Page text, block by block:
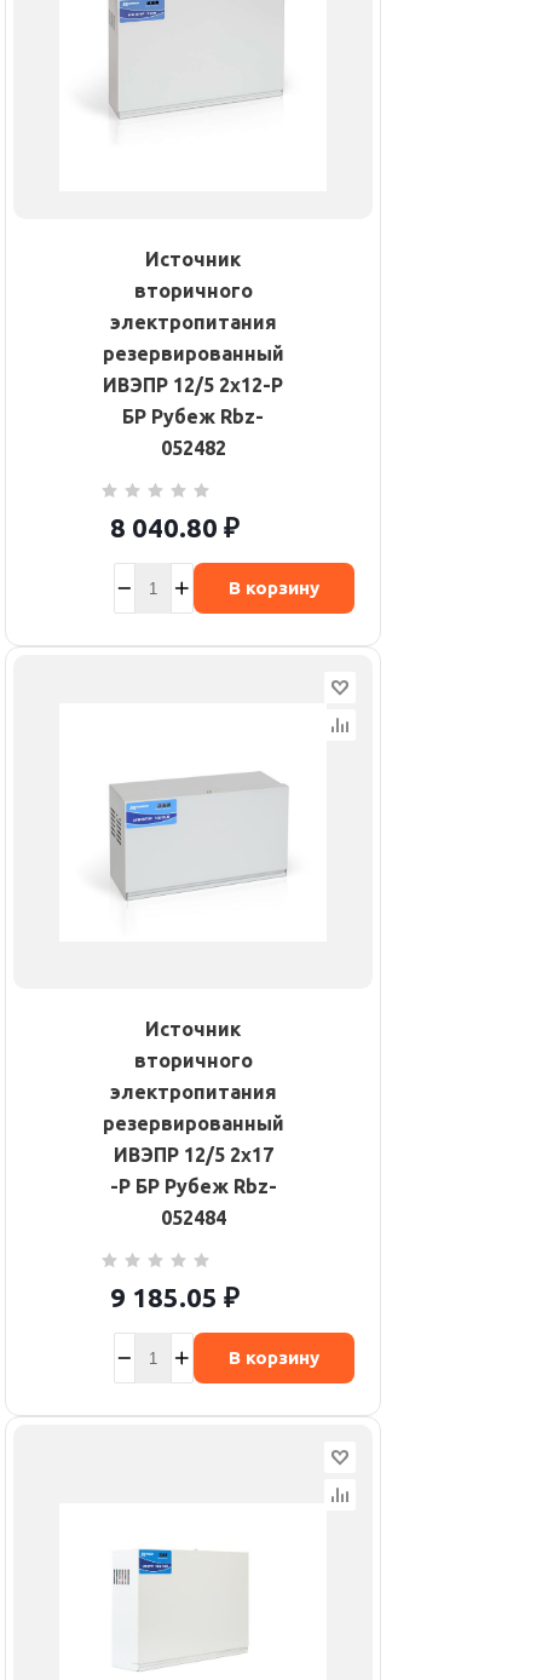
Источник
вторичного
электропитания
резервированный
ИВЭПР 12/5 2х12-Р
БР Рубеж Rbz-
052482
8 040.80 ₽
В корзину
Источник
вторичного
электропитания
резервированный
ИВЭПР 12/5 2х17
-Р БР Рубеж Rbz-
052484
9 185.05 ₽
В корзину